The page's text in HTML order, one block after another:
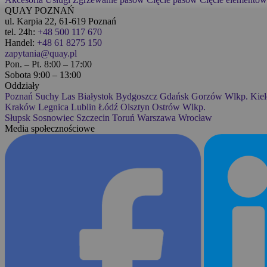
QUAY POZNAŃ
ul. Karpia 22, 61-619 Poznań
tel. 24h: +48 500 117 670
Handel: +48 61 8275 150
zapytania@quay.pl
Pon. – Pt. 8:00 – 17:00
Sobota 9:00 – 13:00
Oddziały
Poznań Suchy Las Białystok Bydgoszcz Gdańsk Gorzów Wlkp.
Kraków Legnica Lublin Łódź Olsztyn Ostrów Wlkp.
Słupsk Sosnowiec Szczecin Toruń Warszawa Wrocław
Media społecznościowe